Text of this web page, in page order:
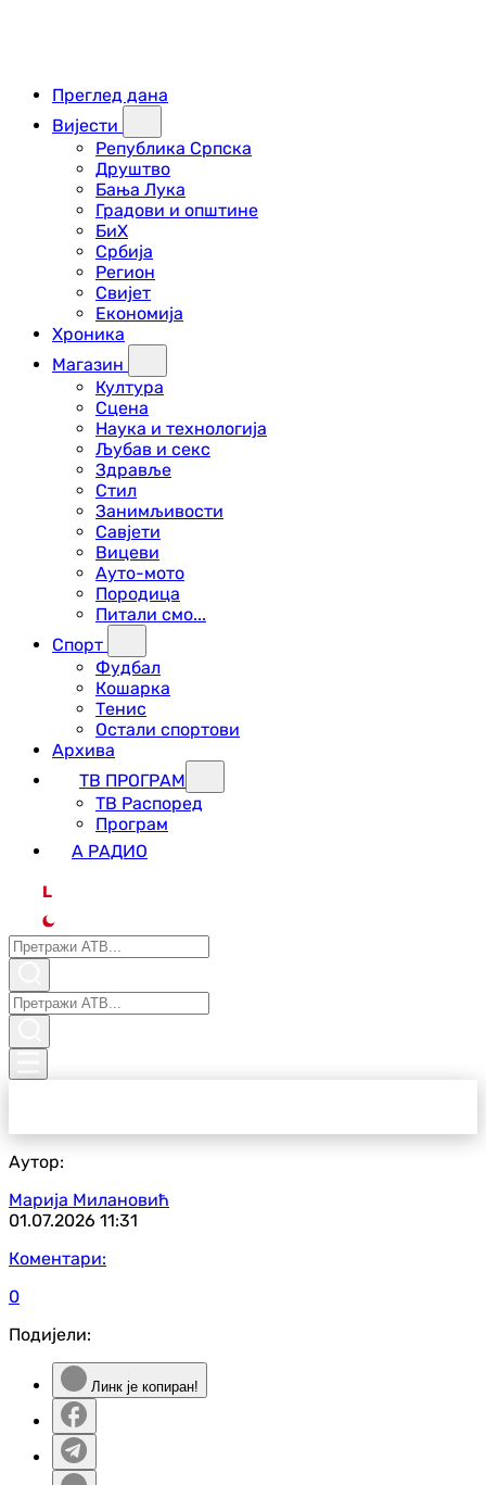
Преглед дана
Вијести
Република Српска
Друштво
Бања Лука
Градови и општине
БиХ
Србија
Регион
Свијет
Економија
Хроника
Магазин
Култура
Сцена
Наука и технологија
Љубав и секс
Здравље
Стил
Занимљивости
Савјети
Вицеви
Ауто-мото
Породица
Питали смо...
Спорт
Фудбал
Кошарка
Тенис
Остали спортови
Архива
ТВ ПРОГРАМ
ТВ Распоред
Програм
А РАДИО
L
Аутор:
Марија Милановић
01.07.2026 11:31
Коментари:
0
Подијели:
Линк је копиран!